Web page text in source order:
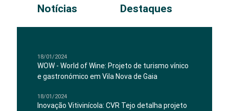
Notícias Destaques
18/01/2024
WOW - World of Wine: Projeto de turismo vínico
e gastronómico em Vila Nova de Gaia
18/01/2024
Inovação Vitivinícola: CVR Tejo detalha projeto